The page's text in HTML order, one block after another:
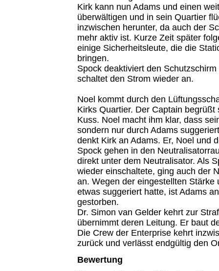
Kirk kann nun Adams und einen
überwältigen und in sein Quartier
inzwischen herunter, da auch der
mehr aktiv ist. Kurze Zeit später
einige Sicherheitsleute, die die
bringen.
Spock deaktiviert den
schaltet den Strom wieder an.
Noel kommt durch den
Kirks Quartier. Der Captain begrüßt
Kuss. Noel macht ihm klar, dass
sondern nur durch Adams
denkt Kirk an Adams. Er, Noel und
Spock gehen in den
direkt unter dem Neutralisator. Als
wieder einschaltete, ging auch der
an. Wegen der eingestellten Stärke
etwas suggeriert hatte, ist Adams
gestorben.
Dr. Simon van Gelder kehrt zur
übernimmt deren Leitung. Er baut
Die Crew der Enterprise kehrt
zurück und verlässt endgültig den
Bewertung